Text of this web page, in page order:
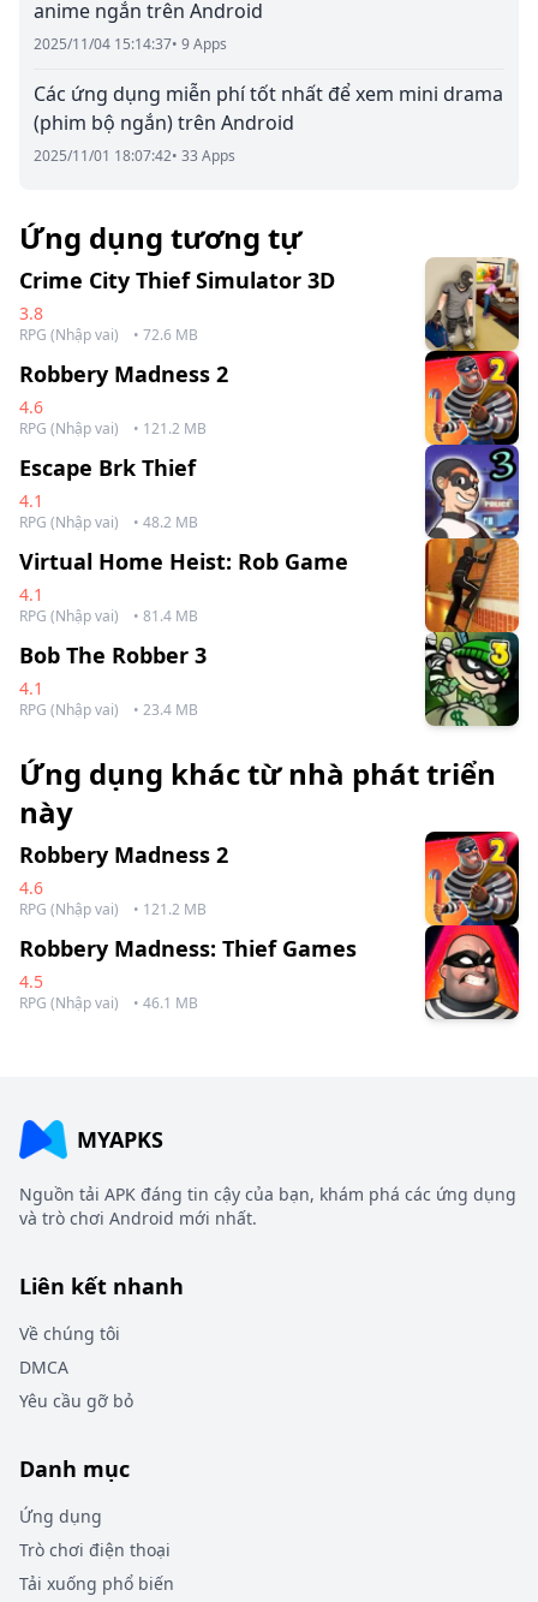
anime ngắn trên Android
2025/11/04 15:14:37• 9 Apps
Các ứng dụng miễn phí tốt nhất để xem mini drama
(phim bộ ngắn) trên Android
2025/11/01 18:07:42• 33 Apps
Ứng dụng tương tự
Crime City Thief Simulator 3D
3.8
RPG (Nhập vai) • 72.6 MB
Robbery Madness 2
4.6
RPG (Nhập vai) • 121.2 MB
Escape Brk Thief
4.1
RPG (Nhập vai) • 48.2 MB
Virtual Home Heist: Rob Game
4.1
RPG (Nhập vai) • 81.4 MB
Bob The Robber 3
4.1
RPG (Nhập vai) • 23.4 MB
Ứng dụng khác từ nhà phát triển
này
Robbery Madness 2
4.6
RPG (Nhập vai) • 121.2 MB
Robbery Madness: Thief Games
4.5
RPG (Nhập vai) • 46.1 MB
MYAPKS
Nguồn tải APK đáng tin cậy của bạn, khám phá các ứng dụng
và trò chơi Android mới nhất.
Liên kết nhanh
Về chúng tôi
DMCA
Yêu cầu gỡ bỏ
Danh mục
Ứng dụng
Trò chơi điện thoại
Tải xuống phổ biến